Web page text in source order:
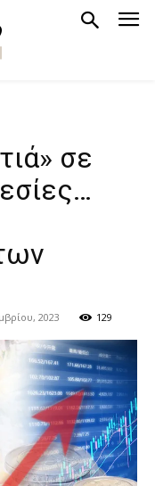
σε
2023 129